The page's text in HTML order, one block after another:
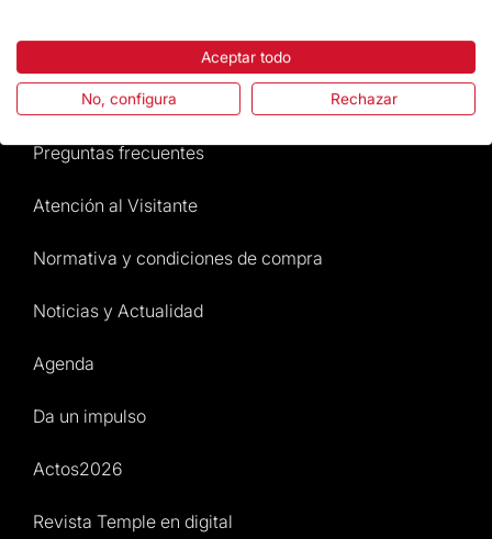
Destacados
La Fundación
Preguntas frecuentes
Atención al Visitante
Normativa y condiciones de compra
Noticias y Actualidad
Agenda
Da un impulso
Actos2026
Revista Temple en digital
Aceptar todo
No, configura Rechazar